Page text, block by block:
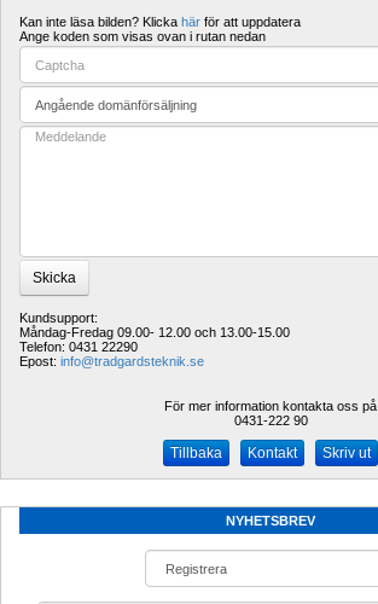
Kan inte läsa bilden? Klicka här för att uppdatera
Ange koden som visas ovan i rutan nedan
Kundsupport:
Måndag-Fredag 09.00- 12.00 och 13.00-15.00
Telefon: 0431 22290
Epost: info@tradgardsteknik.se
För mer information kontakta oss på
0431-222 90
Kontakt Skriv ut
NYHETSBREV